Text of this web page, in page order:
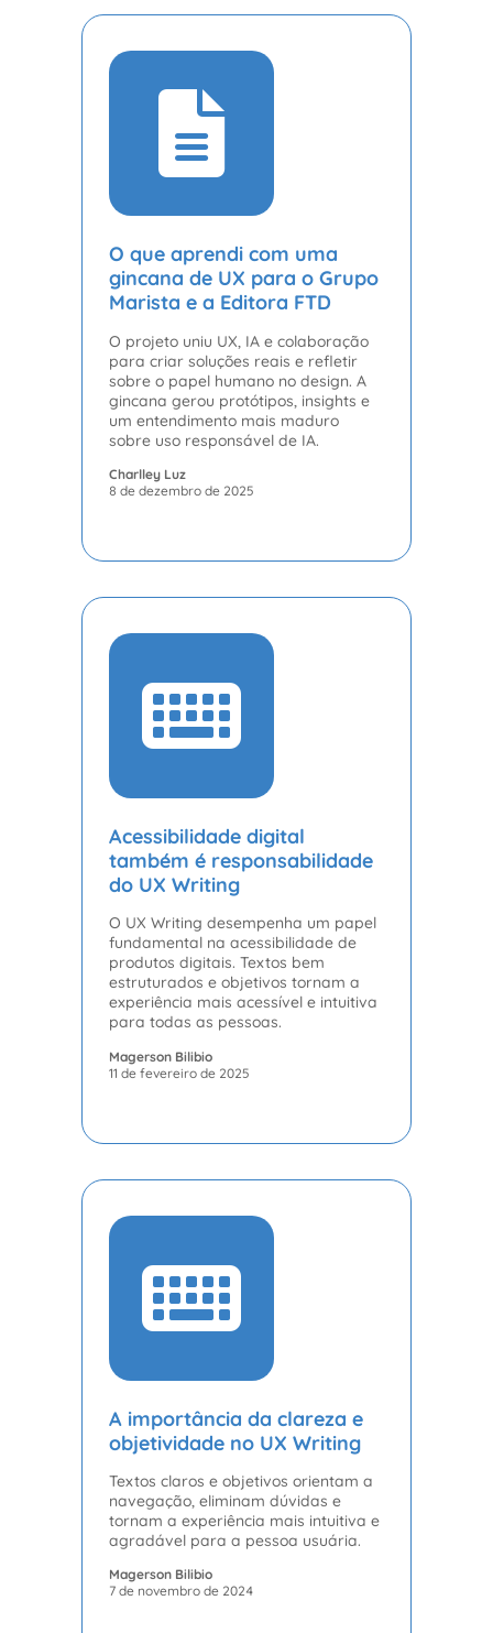
O que aprendi com uma
gincana de UX para o Grupo
Marista e a Editora FTD
O projeto uniu UX, IA e colaboração
para criar soluções reais e refletir
sobre o papel humano no design. A
gincana gerou protótipos, insights e
um entendimento mais maduro
sobre uso responsável de IA.
Charlley Luz
8 de dezembro de 2025
Acessibilidade digital
também é responsabilidade
do UX Writing
O UX Writing desempenha um papel
fundamental na acessibilidade de
produtos digitais. Textos bem
estruturados e objetivos tornam a
experiência mais acessível e intuitiva
para todas as pessoas.
Magerson Bilibio
11 de fevereiro de 2025
A importância da clareza e
objetividade no UX Writing
Textos claros e objetivos orientam a
navegação, eliminam dúvidas e
tornam a experiência mais intuitiva e
agradável para a pessoa usuária.
Magerson Bilibio
7 de novembro de 2024